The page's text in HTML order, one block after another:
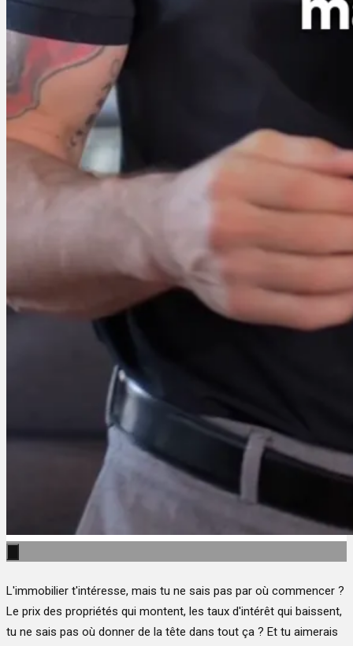
L'immobilier t'intéresse, mais tu ne sais pas par où commencer ?
Le prix des propriétés qui montent, les taux d'intérêt qui baissent,
tu ne sais pas où donner de la tête dans tout ça ? Et tu aimerais